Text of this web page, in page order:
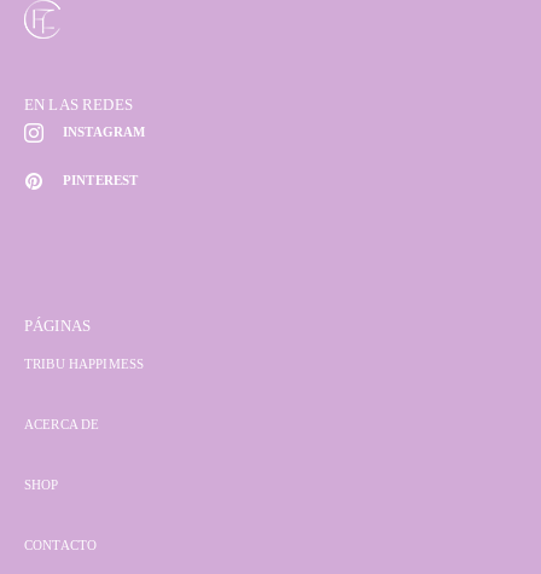
EN LAS REDES
INSTAGRAM
PINTEREST
PÁGINAS
TRIBU HAPPIMESS
ACERCA DE
SHOP
CONTACTO